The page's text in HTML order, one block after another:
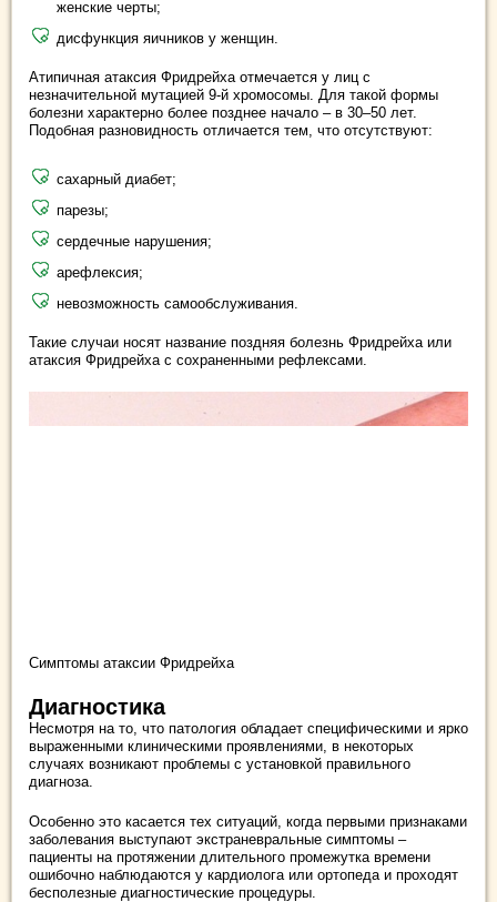
женские черты;
дисфункция яичников у женщин.
Атипичная атаксия Фридрейха отмечается у лиц с
незначительной мутацией 9-й хромосомы. Для такой формы
болезни характерно более позднее начало – в 30–50 лет.
Подобная разновидность отличается тем, что отсутствуют:
сахарный диабет;
парезы;
сердечные нарушения;
арефлексия;
невозможность самообслуживания.
Такие случаи носят название поздняя болезнь Фридрейха или
атаксия Фридрейха с сохраненными рефлексами.
Симптомы атаксии Фридрейха
Диагностика
Несмотря на то, что патология обладает специфическими и ярко
выраженными клиническими проявлениями, в некоторых
случаях возникают проблемы с установкой правильного
диагноза.
Особенно это касается тех ситуаций, когда первыми признаками
заболевания выступают экстраневральные симптомы –
пациенты на протяжении длительного промежутка времени
ошибочно наблюдаются у кардиолога или ортопеда и проходят
бесполезные диагностические процедуры.